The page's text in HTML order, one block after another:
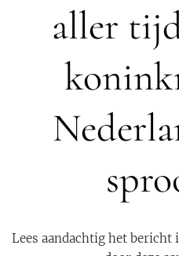
aller
Lees aandachtig het bericht